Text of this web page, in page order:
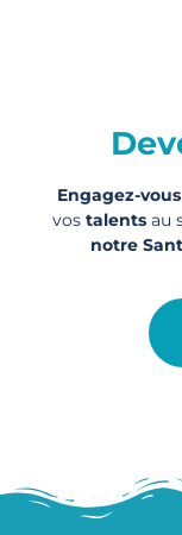
Engagez-vous
vos talentsau
notre